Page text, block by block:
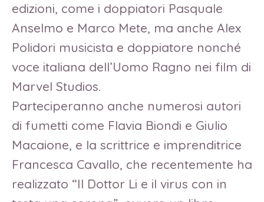
edizioni, come i doppiatori Pasquale
Anselmo e Marco Mete, ma anche Alex
Polidori musicista e doppiatore nonché
voce italiana dell’Uomo Ragno nei film di
Marvel Studios.
Parteciperanno anche numerosi autori
di fumetti come Flavia Biondi e Giulio
Macaione, e la scrittrice e imprenditrice
Francesca Cavallo, che recentemente ha
realizzato “Il Dottor Li e il virus con in